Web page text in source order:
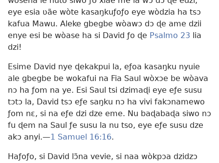
eye esia ʋãe wòte kasaŋkuƒoƒo eye wòdzia ha tsɔ
kafua Mawu. Aleke gbegbe wòawɔ dɔ ɖe ame dzii
enye esi be wòase ha si David ƒo ɖe Psalmo 23 lia
dzi!
Esime David nye ɖekakpui la, eƒoa kasaŋku nyuie
ale gbegbe be wokafui na Fia Saul wòxɔe be wòava
nɔ ha ƒom na ye. Esi Saul tsi dzimaɖi eye eƒe susu
tɔtɔ la, David tsɔ eƒe saŋku nɔ ha vivi fakɔnamewo
ƒom nɛ, si na eƒe dzi dze eme. Nu baɖabaɖa siwo nɔ
fu ɖem na Saul ƒe susu la nu tso, eye eƒe susu dze
akɔ anyi.—1 Samuel 16:16.
Haƒoƒo, si David lɔ̃na vevie, si naa wòkpɔa dzidzɔ